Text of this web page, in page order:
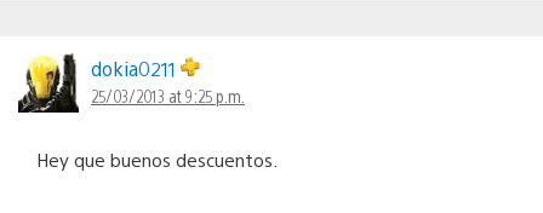
dokia0211
25/03/2013 at 9:25 p.m.
Hey que buenos descuentos.